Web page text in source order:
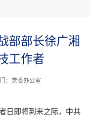
部部长徐广湘
工作者
：党委办公室
日即将到来之际，中共